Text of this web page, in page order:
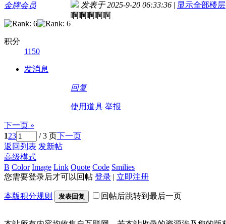
金牌会员
积分
1150
发消息
发表于 2025-9-20 06:33:36 | 显示全部楼层
啊啊啊啊啊
回复
使用道具 举报
下一页 »
123 / 3 页下一页
返回列表 发新帖
高级模式
B Color Image Link Quote Code Smilies
您需要登录后才可以回帖 登录 | 立即注册
本版积分规则 发表回复 回帖后跳转到最后一页